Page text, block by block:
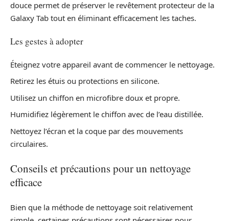
douce permet de préserver le revêtement protecteur de la
Galaxy Tab tout en éliminant efficacement les taches.
Les gestes à adopter
Éteignez votre appareil avant de commencer le nettoyage.
Retirez les étuis ou protections en silicone.
Utilisez un chiffon en microfibre doux et propre.
Humidifiez légèrement le chiffon avec de l’eau distillée.
Nettoyez l’écran et la coque par des mouvements
circulaires.
Conseils et précautions pour un nettoyage
efficace
Bien que la méthode de nettoyage soit relativement